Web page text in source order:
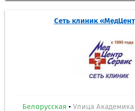
Сеть клиник
Белорусская • Улица Академика